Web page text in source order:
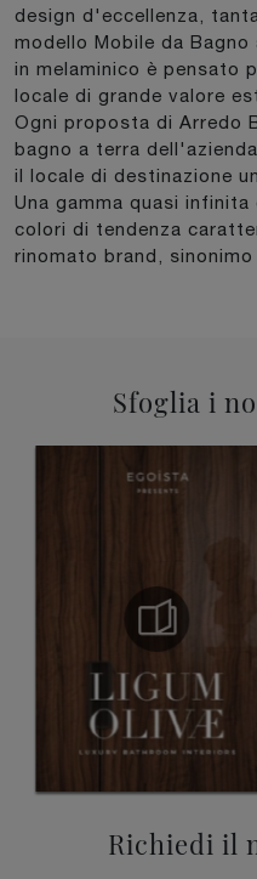
design d'eccellenza,
modello Mobile da Bagno
in melaminico è pensato
locale di grande valore
Ogni proposta di Arredo
bagno a terra
il locale di destinazione
Una gamma quasi
colori di tendenza
rinomato brand, sinonimo
Sfoglia i
Richiedi il